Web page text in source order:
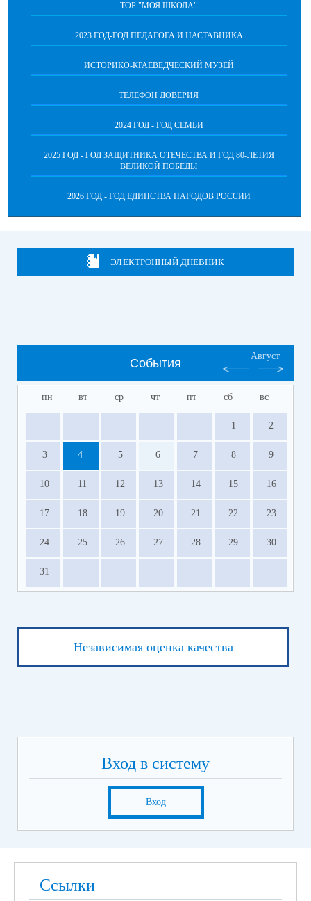
ТОР "МОЯ ШКОЛА"
2023 ГОД-ГОД ПЕДАГОГА И НАСТАВНИКА
ИСТОРИКО-КРАЕВЕДЧЕСКИЙ МУЗЕЙ
ТЕЛЕФОН ДОВЕРИЯ
2024 ГОД - ГОД СЕМЬИ
2025 ГОД - ГОД ЗАЩИТНИКА ОТЕЧЕСТВА И ГОД 80-ЛЕТИЯ
ВЕЛИКОЙ ПОБЕДЫ
2026 ГОД - ГОД ЕДИНСТВА НАРОДОВ РОССИИ
ЭЛЕКТРОННЫЙ ДНЕВНИК
События
Август
пн вт ср чт пт сб вс
1 2
3 4 5 6 7 8 9
10 11 12 13 14 15 16
17 18 19 20 21 22 23
24 25 26 27 28 29 30
31
Независимая оценка качества
Вход в систему
Вход
Ссылки